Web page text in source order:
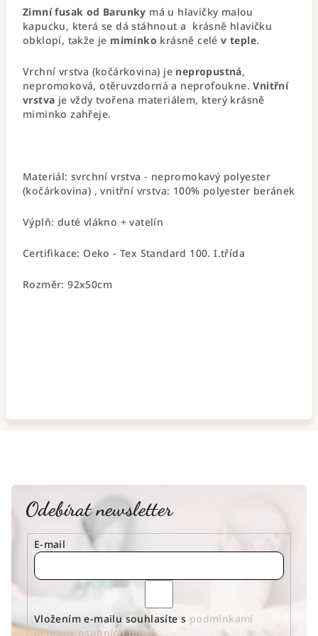
Zimní fusak od Barunky má u hlavičky malou
kapucku, která se dá stáhnout a krásně hlavičku
obklopí, takže je miminko krásně celé v teple.
Vrchní vrstva (kočárkovina) je nepropustná,
nepromoková, otěruvzdorná a neprofoukne. Vnitřní
vrstva je vždy tvořena materiálem, který krásně
miminko zahřeje.
Materiál: svrchní vrstva - nepromokavý polyester
(kočárkovina) , vnitřní vrstva: 100% polyester beránek
Výplň: duté vlákno + vatelín
Certifikace: Oeko - Tex Standard 100. I.třída
Rozměr: 92x50cm
Odebírat newsletter
E-mail
Vložením e-mailu souhlasíte s podmínkami
ochrany osobních údajů